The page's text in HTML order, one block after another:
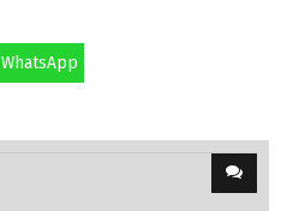
WhatsApp